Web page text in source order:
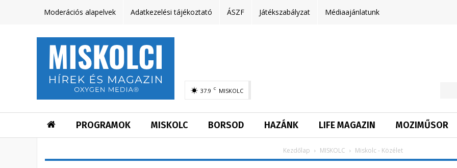
Moderációs alapelvek Adatkezelési tájékoztató ÁSZF Játékszabályzat Médiaajánlatunk
37.9 C MISKOLC
PROGRAMOK MISKOLC BORSOD HAZÁNK LIFE MAGAZIN MOZIMŰSOR
Kezdőlap MISKOLC Miskolc - Közélet